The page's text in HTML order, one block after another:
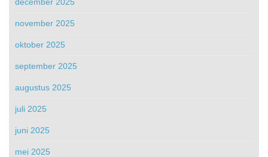
november 2025
oktober 2025
september 2025
augustus 2025
juli 2025
juni 2025
mei 2025